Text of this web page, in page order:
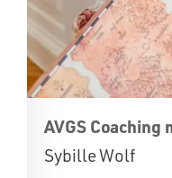
AVGS Coaching
Sybille Wolf